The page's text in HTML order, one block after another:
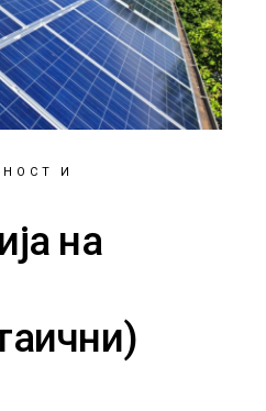
И
на